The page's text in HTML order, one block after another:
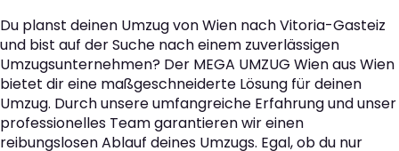
Du planst deinen Umzug von Wien nach Vitoria-Gasteiz
und bist auf der Suche nach einem zuverlässigen
Umzugsunternehmen? Der MEGA UMZUG Wien aus Wien
bietet dir eine maßgeschneiderte Lösung für deinen
Umzug. Durch unsere umfangreiche Erfahrung und unser
professionelles Team garantieren wir einen
reibungslosen Ablauf deines Umzugs. Egal, ob du nur